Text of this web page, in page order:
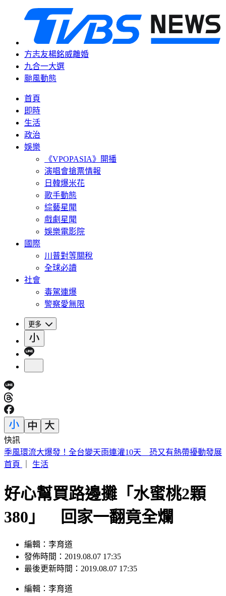
方志友楊銘威離婚
九合一大選
颱風動態
首頁
即時
生活
政治
娛樂
《VPOPASIA》開播
演唱會搶票情報
日韓爆米花
歌手動態
綜藝星聞
戲劇星聞
娛樂電影院
國際
川普對等關稅
全球必讀
社會
毒駕連爆
警察愛無限
更多
快訊
男大生點火、穿刺剪斷四肢虐殺倉鼠 竟還錄取名校研究所
首頁
生活
好心幫買路邊攤「水蜜桃2顆
380」 回家一翻竟全爛
編輯：李育道
發佈時間：2019.08.07 17:35
最後更新時間：2019.08.07 17:35
編輯 ： 李育道